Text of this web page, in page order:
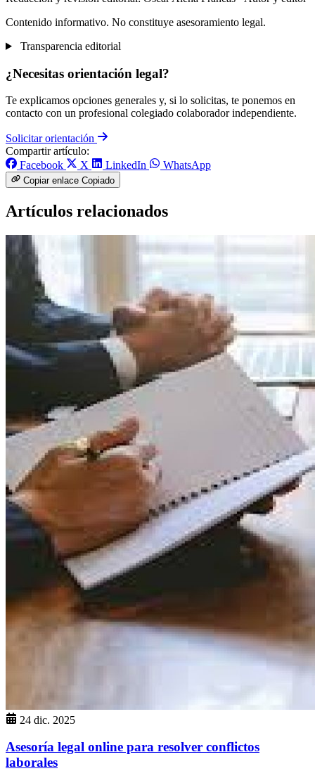
Contenido informativo. No constituye asesoramiento legal.
Transparencia editorial
¿Necesitas orientación legal?
Te explicamos opciones generales y, si lo solicitas, te ponemos en
contacto con un profesional colegiado colaborador independiente.
Solicitar orientación
Compartir artículo:
Facebook
X LinkedIn WhatsApp
Copiar enlace Copiado
Artículos relacionados
24 dic. 2025
Asesoría legal online para resolver conflictos
laborales